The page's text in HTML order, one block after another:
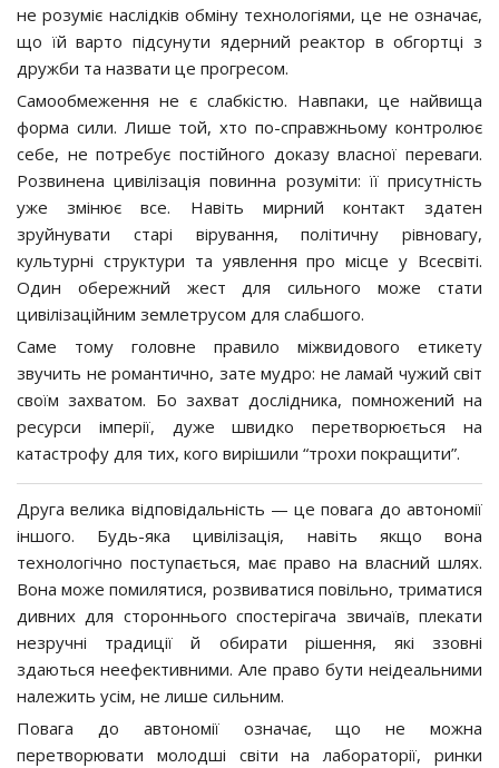
не розуміє наслідків обміну технологіями, це не означає,
що їй варто підсунути ядерний реактор в обгортці з
дружби та назвати це прогресом.
Самообмеження не є слабкістю. Навпаки, це найвища
форма сили. Лише той, хто по-справжньому контролює
себе, не потребує постійного доказу власної переваги.
Розвинена цивілізація повинна розуміти: її присутність
уже змінює все. Навіть мирний контакт здатен
зруйнувати старі вірування, політичну рівновагу,
культурні структури та уявлення про місце у Всесвіті.
Один обережний жест для сильного може стати
цивілізаційним землетрусом для слабшого.
Саме тому головне правило міжвидового етикету
звучить не романтично, зате мудро: не ламай чужий світ
своїм захватом. Бо захват дослідника, помножений на
ресурси імперії, дуже швидко перетворюється на
катастрофу для тих, кого вирішили “трохи покращити”.
Друга велика відповідальність — це повага до автономії
іншого. Будь-яка цивілізація, навіть якщо вона
технологічно поступається, має право на власний шлях.
Вона може помилятися, розвиватися повільно, триматися
дивних для стороннього спостерігача звичаїв, плекати
незручні традиції й обирати рішення, які ззовні
здаються неефективними. Але право бути неідеальними
належить усім, не лише сильним.
Повага до автономії означає, що не можна
перетворювати молодші світи на лабораторії, ринки